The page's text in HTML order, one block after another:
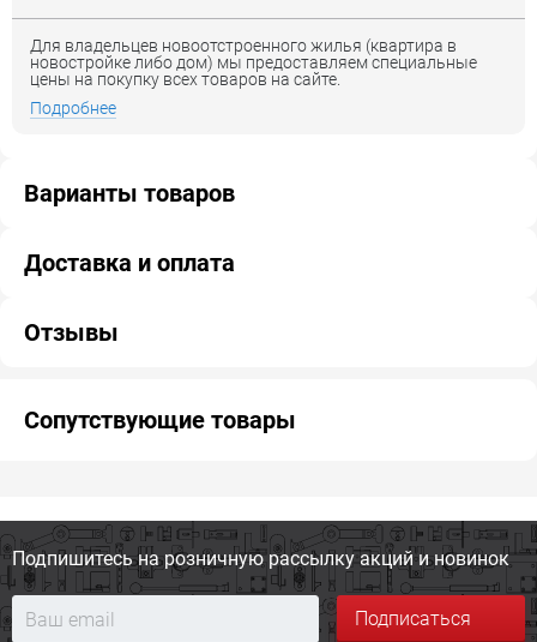
Для владельцев новоотстроенного жилья (квартира в
новостройке либо дом) мы предоставляем специальные
цены на покупку всех товаров на сайте.
Подробнее
Варианты товаров
Доставка и оплата
Отзывы
Сопутствующие товары
Подпишитесь на розничную рассылку акций и новинок
Подписаться